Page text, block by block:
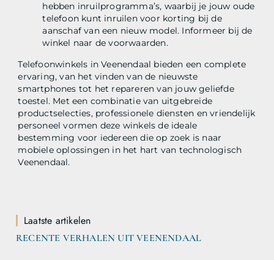
hebben inruilprogramma’s, waarbij je jouw oude
telefoon kunt inruilen voor korting bij de
aanschaf van een nieuw model. Informeer bij de
winkel naar de voorwaarden.
Telefoonwinkels in Veenendaal bieden een complete
ervaring, van het vinden van de nieuwste
smartphones tot het repareren van jouw geliefde
toestel. Met een combinatie van uitgebreide
productselecties, professionele diensten en vriendelijk
personeel vormen deze winkels de ideale
bestemming voor iedereen die op zoek is naar
mobiele oplossingen in het hart van technologisch
Veenendaal.
Laatste artikelen
RECENTE VERHALEN UIT VEENENDAAL